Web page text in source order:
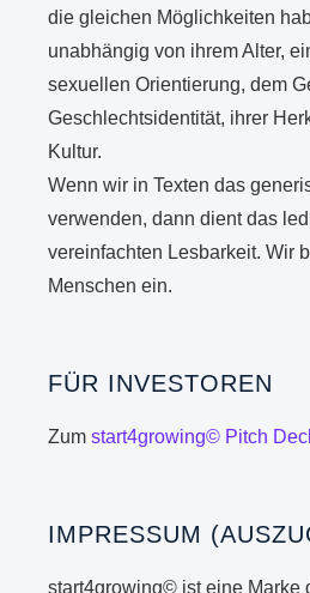
die gleichen Möglichkeiten
unabhängig von ihrem Alter,
sexuellen Orientierung, dem
Geschlechtsidentität, ihrer
Kultur.
Wenn wir in Texten das
verwenden, dann dient das
vereinfachten Lesbarkeit. Wir
Menschen ein.
FÜR INVESTOREN
Zumstart4growing© Pitch
IMPRESSUM
start4growing© ist eine Marke